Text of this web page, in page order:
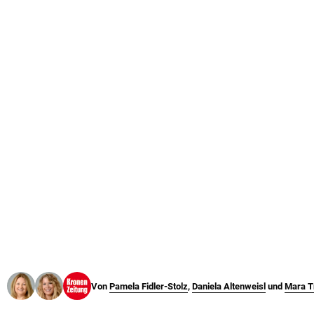
Von Pamela Fidler-Stolz, Daniela Altenweisl und Mara